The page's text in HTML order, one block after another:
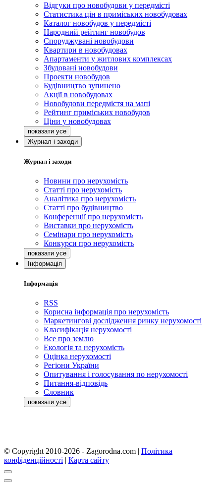
Відгуки про новобудови у передмісті
Статистика цін в приміських новобудовах
Каталог новобудов у передмісті
Народний рейтинг новобудов
Споруджувані новобудови
Квартири в новобудовах
Апартаменти у житлових комплексах
Збудовані новобудови
Проекти новобудов
Будівництво зупинено
Акції в новобудовах
Новобудови передмістя на мапі
Рейтинг приміських новобудов
Ціни у новобудовах
Журнал і заходи
Журнал і заходи
Новини про нерухомість
Статті про нерухомість
Аналітика про нерухомість
Статті про будівництво
Конференції про нерухомість
Виставки про нерухомість
Семінари про нерухомість
Конкурси про нерухомість
Інформація
Інформація
RSS
Корисна інформація про нерухомість
Маркетингові дослідження ринку нерухомості
Класифікація нерухомості
Все про землю
Екологія та нерухомість
Оцінка нерухомості
Регіони України
Опитування і голосування по нерухомості
Питання-відповідь
Словник
© Copyright 2010-2026 - Zagorodna.com | Політика
конфіденційності | Карта сайту